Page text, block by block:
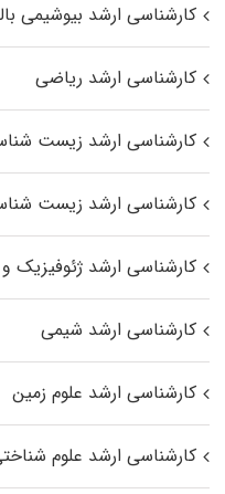
کارشناسی ارشد بیوشیمی
کارشناسی ارشد ریاضی
کارشناسی ارشد زیست‌
کارشناسی ارشد زیست‌
کارشناسی ارشد ژئوفیزیک
کارشناسی ارشد شیمی
کارشناسی ارشد علوم زمین
کارشناسی ارشد علوم